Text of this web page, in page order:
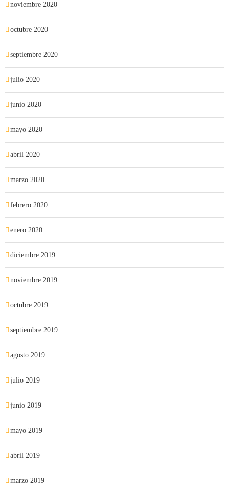
noviembre 2020
octubre 2020
septiembre 2020
julio 2020
junio 2020
mayo 2020
abril 2020
marzo 2020
febrero 2020
enero 2020
diciembre 2019
noviembre 2019
octubre 2019
septiembre 2019
agosto 2019
julio 2019
junio 2019
mayo 2019
abril 2019
marzo 2019